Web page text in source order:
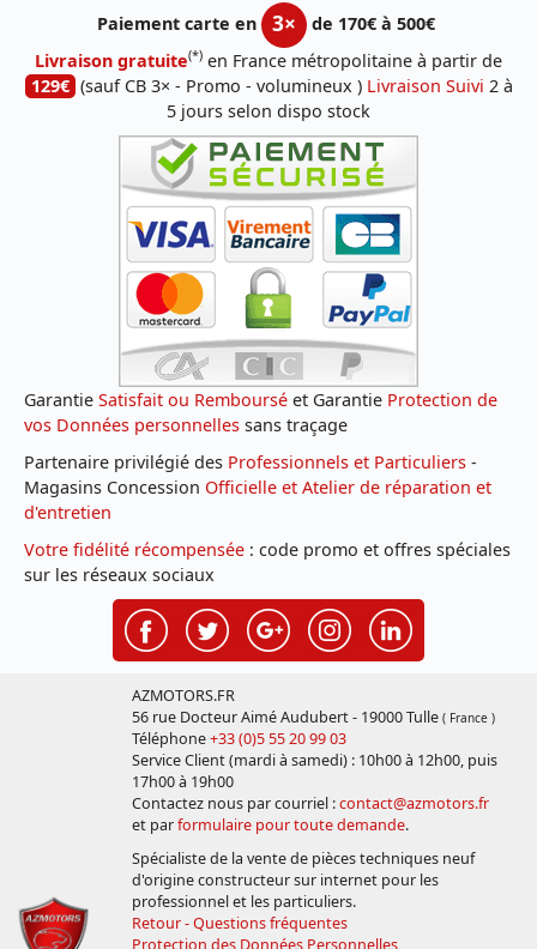
Paiement carte en
3×
de 170€ à 500€
Livraison gratuite(*) en France métropolitaine à partir de
129€ (sauf CB 3× - Promo - volumineux ) Livraison Suivi 2 à
5 jours selon dispo stock
Garantie Satisfait ou Remboursé et Garantie Protection de
vos Données personnelles sans traçage
Partenaire privilégié des Professionnels et Particuliers -
Magasins Concession Officielle et Atelier de réparation et
d'entretien
Votre fidélité récompensée : code promo et offres spéciales
sur les réseaux sociaux
AZMOTORS.FR
56 rue Docteur Aimé Audubert - 19000 Tulle ( France )
Téléphone+33 (0)5 55 20 99 03
Service Client (mardi à samedi) : 10h00 à 12h00, puis
17h00 à 19h00
Contactez nous par courriel :contact@azmotors.fr
et parformulaire pour toute demande.
Spécialiste de la vente de pièces techniques neuf
d'origine constructeur sur internet pour les
professionnel et les particuliers.
Retour - Questions fréquentes
Protection des Données Personnelles